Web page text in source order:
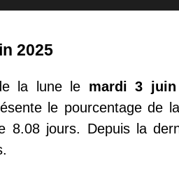
2025
la lune le mardi 3 juin
le pourcentage de
8.08 jours. Depuis la